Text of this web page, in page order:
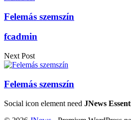
Felemás szemszín
fcadmin
Next Post
Felemás szemszín
Social icon element need JNews